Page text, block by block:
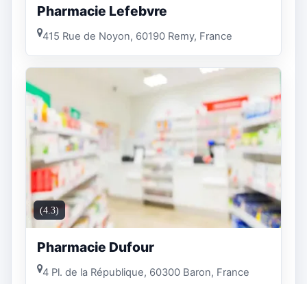
Pharmacie Lefebvre
415 Rue de Noyon, 60190 Remy, France
(4.3)
Pharmacie Dufour
4 Pl. de la République, 60300 Baron, France